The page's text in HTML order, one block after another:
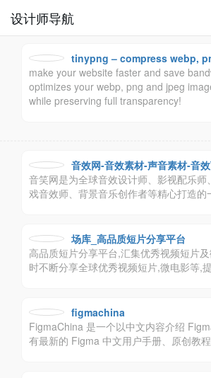
设计师导航
tinypng – compress webp,
ges intelligently
make your website faster and save
optimizes your webp, png and jpeg
while preserving full transparency!
音效网-音效素材-声音素材-音
景音乐素材-音笑网
音笑网是为全球音效设计师、影视配乐师
戏音效师、背景音乐创作者等精心打造的
场库_高品质短片分享平台
高品质短片分享平台,汇集优秀视频短片
时不断分享全球优秀视频短片,微电影等,
figmachina
FigmaChina 是一个以中文内容介绍
有最新的 Figma 中文用户手册、原创教